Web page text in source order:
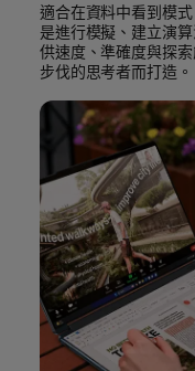
適合在資料中看到模
是進行模擬、建立演
供速度、準確度與探
步伐的思考者而打造。